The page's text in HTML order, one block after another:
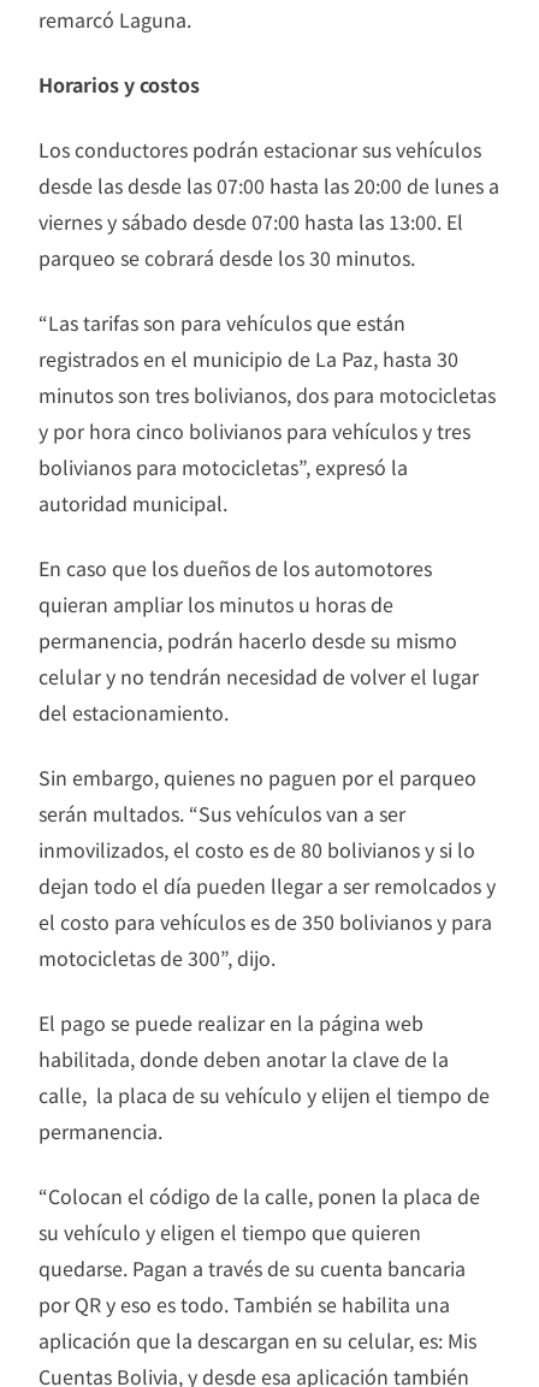
remarcó Laguna.
Horarios y costos
Los conductores podrán estacionar sus vehículos
desde las desde las 07:00 hasta las 20:00 de lunes a
viernes y sábado desde 07:00 hasta las 13:00. El
parqueo se cobrará desde los 30 minutos.
“Las tarifas son para vehículos que están
registrados en el municipio de La Paz, hasta 30
minutos son tres bolivianos, dos para motocicletas
y por hora cinco bolivianos para vehículos y tres
bolivianos para motocicletas”, expresó la
autoridad municipal.
En caso que los dueños de los automotores
quieran ampliar los minutos u horas de
permanencia, podrán hacerlo desde su mismo
celular y no tendrán necesidad de volver el lugar
del estacionamiento.
Sin embargo, quienes no paguen por el parqueo
serán multados. “Sus vehículos van a ser
inmovilizados, el costo es de 80 bolivianos y si lo
dejan todo el día pueden llegar a ser remolcados y
el costo para vehículos es de 350 bolivianos y para
motocicletas de 300”, dijo.
El pago se puede realizar en la página web
habilitada, donde deben anotar la clave de la
calle, la placa de su vehículo y elijen el tiempo de
permanencia.
“Colocan el código de la calle, ponen la placa de
su vehículo y eligen el tiempo que quieren
quedarse. Pagan a través de su cuenta bancaria
por QR y eso es todo. También se habilita una
aplicación que la descargan en su celular, es: Mis
Cuentas Bolivia, y desde esa aplicación también